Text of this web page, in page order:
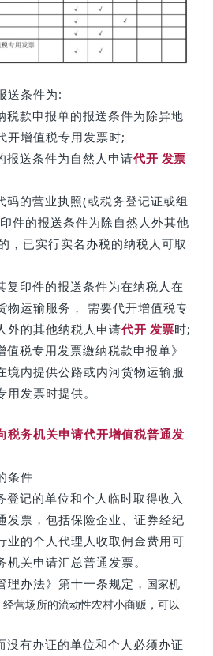
送条件为:
税款申报单的报送条件为除异地
开增值税专用发票时;
报送条件为自然人申请代开 发票
码的营业执照(或税务登记证或组
件的报送条件为除自然人外其他
，已实行实名办税的纳税人可取
复印件的报送条件为在纳税人在
物运输服务， 需要代开增值税专
外的其他纳税人申请代开 发票时;
税专用发票缴纳税款申报单》
境内提供公路或内河货物运输服
发票时提供。
税务机关申请代开增值税普通发
条件
登记的单位和个人临时取得收入
发票，包括保险企业、证券经纪
业的个人代理人收取佣金费用可
关申请汇总普通发票。
办法》第十一条规定， 国家机
营场所的流动性农村小商贩，可以
没有办证的单位和个人必须办证